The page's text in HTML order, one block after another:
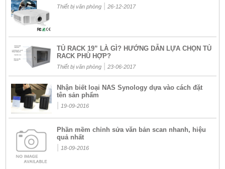
Thiết bị văn phòng| 26-12-2017
TỦ RACK 19” LÀ GÌ? HƯỚNG DẪN LỰA CHỌN TỦ
RACK PHÙ HỢP?
Thiết bị văn phòng| 23-06-2017
Nhận biết loại NAS Synology dựa vào cách đặt
tên sản phẩm
19-09-2016
Phần mềm chỉnh sửa văn bản scan nhanh, hiệu
quả nhất
18-09-2016